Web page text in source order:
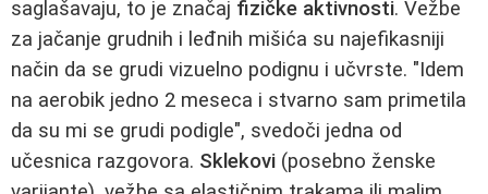
saglašavaju, to je značaj fizičke aktivnosti. Vežbe
za jačanje grudnih i leđnih mišića su najefikasniji
način da se grudi vizuelno podignu i učvrste. "Idem
na aerobik jedno 2 meseca i stvarno sam primetila
da su mi se grudi podigle", svedoči jedna od
učesnica razgovora. Sklekovi (posebno ženske